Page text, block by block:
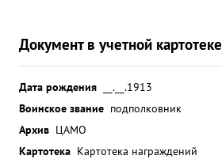
Документ в учетной картотеке
Дата рождения
__.__.1913
Воинское звание подполковник
Архив ЦАМО
Картотека Картотека награждений